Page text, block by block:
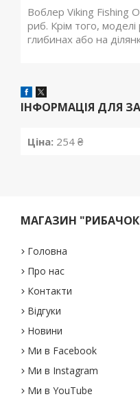
Воблер Viking Fishing
риб. Крім того,
глибинах або на
ІНФОРМАЦІЯ ДЛЯ
Ціна: 254 ₴
МАГАЗИН
Головна
Про нас
Контакти
Відгуки
Новини
Ми в Facebook
Ми в Instagram
Ми в YouTube